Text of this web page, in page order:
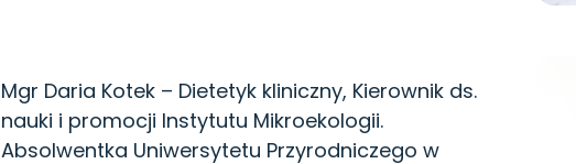
Mgr Daria Kotek – Dietetyk kliniczny, Kierownik ds.
nauki i promocji Instytutu Mikroekologii.
Absolwentka Uniwersytetu Przyrodniczego w